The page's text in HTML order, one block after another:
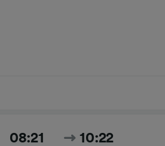
08:21 10:22